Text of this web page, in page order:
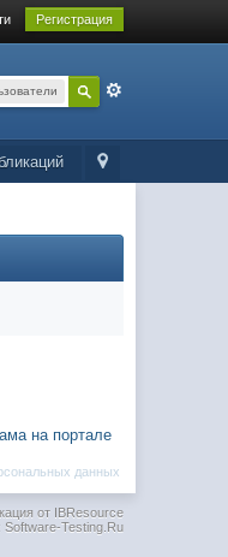
Регистрация
на портале
данных
от IBResource
Software-Testing.Ru